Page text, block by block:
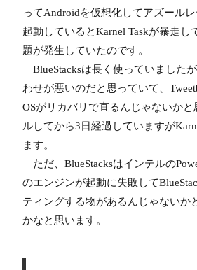
ってAndroidを仮想化してアズール
起動しているとKarnel Taskが暴走
題が発生していたのです。
BlueStacksは長く使っていました
わせが悪いのだと思っていて、
OSがリカバリで直るんじゃないか
ルしてから3日経過していますが
ます。
ただ、BlueStacksはインテルの
のエンジンが起動に失敗して
ティングする物があるんじゃないか
かなと思います。